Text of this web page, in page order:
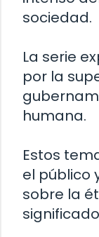
sociedad.
La serie
por la
humana.
Estos
el público
sobre la